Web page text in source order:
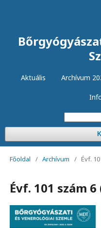
Aktuális Archívum
Főoldal / Archívum / Évf.
Évf. 101 szám 6